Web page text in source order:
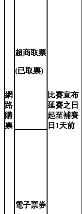
網
路
購
票
比賽宣布
延賽之日
起至補賽
日1天前
超商取票
(已取票)
電子票券